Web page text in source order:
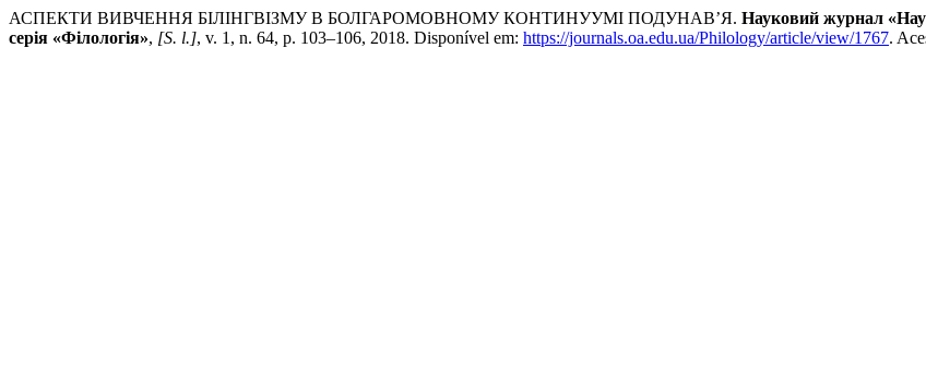
АСПЕКТИ ВИВЧЕННЯ БІЛІНГВІЗМУ В БОЛГАРОМОВНОМУ КОНТИНУУМІ ПОДУНАВ’Я. Науковий журнал
серія «Філологія», [S. l.], v. 1, n. 64, p. 103–106, 2018. Disponível em: https://journals.oa.edu.ua/Philology/article/view/1767.